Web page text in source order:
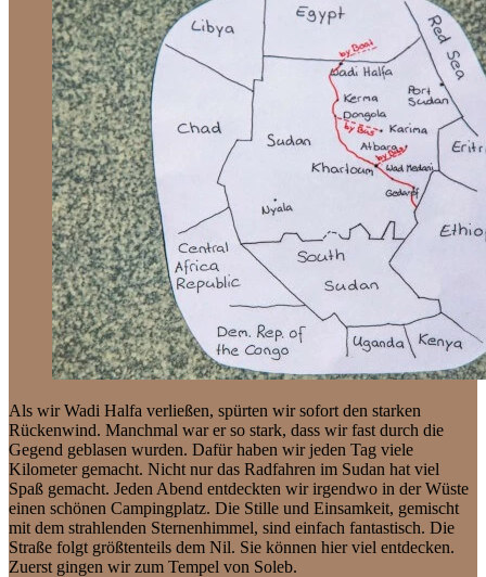
Als wir Wadi Halfa verließen, spürten wir sofort den starken
Rückenwind. Manchmal war er so stark, dass wir fast durch die
Gegend geblasen wurden. Dafür haben wir jeden Tag viele
Kilometer gemacht. Nicht nur das Radfahren im Sudan hat viel
Spaß gemacht. Jeden Abend entdeckten wir irgendwo in der Wüste
einen schönen Campingplatz. Die Stille und Einsamkeit, gemischt
mit dem strahlenden Sternenhimmel, sind einfach fantastisch. Die
Straße folgt größtenteils dem Nil. Sie können hier viel entdecken.
Zuerst gingen wir zum Tempel von Soleb.